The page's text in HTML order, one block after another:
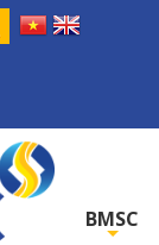
BMSC